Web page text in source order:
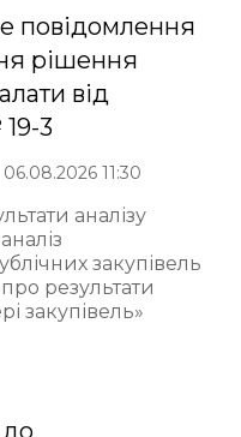
повідомлення
рішення
від
3
06.08.2026 11:30
аналізу
закупівель
результати
закупівель»